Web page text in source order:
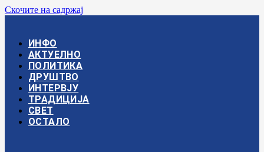
Скочите на садржај
ИНФО
АКТУЕЛНО
ПОЛИТИКА
ДРУШТВО
ИНТЕРВЈУ
ТРАДИЦИЈА
СВЕТ
ОСТАЛО